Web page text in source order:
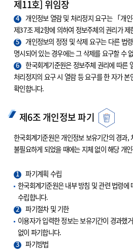
제11호] 위임장
4
개인정보 열람 및 처리정지 요구는 「개
제37조 제2항에 의하여 정보주체의 권리가 제
5
개인정보의 정정 및 삭제 요구는 다른 법
명시되어 있는 경우에는 그 삭제를 요구할 수
6
한국회계기준원은 정보주체 권리에 따른
처리정지의 요구 시 열람 등 요구를 한 자가 본
확인합니다.
제6조 개인정보 파기
한국회계기준원은 개인정보 보유기간의 경과,
불필요하게 되었을 때에는 지체 없이 해당 개
1
파기계획 수립
한국회계기준원은 내부 방침 및 관련 법령에
수립합니다.
2
파기절차 및 기한
이용자가 입력한 정보는 보유기간이 경과했
없이 파기합니다.
3
파기방법